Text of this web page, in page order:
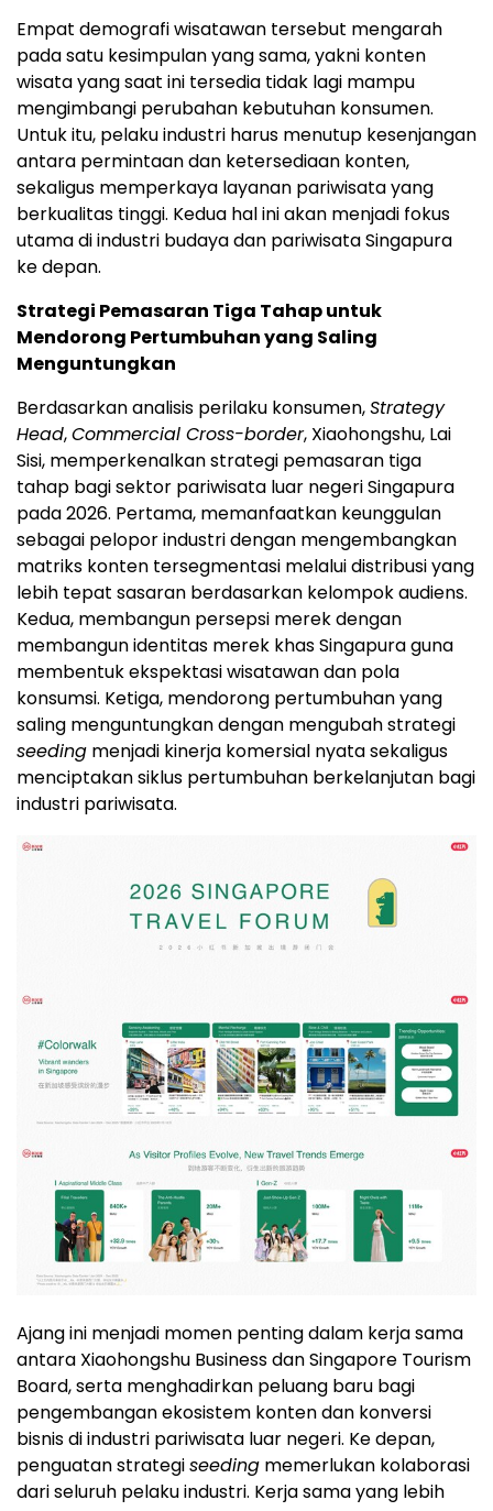
Empat demografi wisatawan tersebut mengarah
pada satu kesimpulan yang sama, yakni konten
wisata yang saat ini tersedia tidak lagi mampu
mengimbangi perubahan kebutuhan konsumen.
Untuk itu, pelaku industri harus menutup kesenjangan
antara permintaan dan ketersediaan konten,
sekaligus memperkaya layanan pariwisata yang
berkualitas tinggi. Kedua hal ini akan menjadi fokus
utama di industri budaya dan pariwisata Singapura
ke depan.
Strategi Pemasaran Tiga Tahap untuk
Mendorong Pertumbuhan yang Saling
Menguntungkan
Berdasarkan analisis perilaku konsumen,Strategy
Head,Commercial Cross-border, Xiaohongshu, Lai
Sisi, memperkenalkan strategi pemasaran tiga
tahap bagi sektor pariwisata luar negeri Singapura
pada 2026. Pertama, memanfaatkan keunggulan
sebagai pelopor industri dengan mengembangkan
matriks konten tersegmentasi melalui distribusi yang
lebih tepat sasaran berdasarkan kelompok audiens.
Kedua, membangun persepsi merek dengan
membangun identitas merek khas Singapura guna
membentuk ekspektasi wisatawan dan pola
konsumsi. Ketiga, mendorong pertumbuhan yang
saling menguntungkan dengan mengubah strategi
seeding menjadi kinerja komersial nyata sekaligus
menciptakan siklus pertumbuhan berkelanjutan bagi
industri pariwisata.
Ajang ini menjadi momen penting dalam kerja sama
antara Xiaohongshu Business dan Singapore Tourism
Board, serta menghadirkan peluang baru bagi
pengembangan ekosistem konten dan konversi
bisnis di industri pariwisata luar negeri. Ke depan,
penguatan strategiseeding memerlukan kolaborasi
dari seluruh pelaku industri. Kerja sama yang lebih